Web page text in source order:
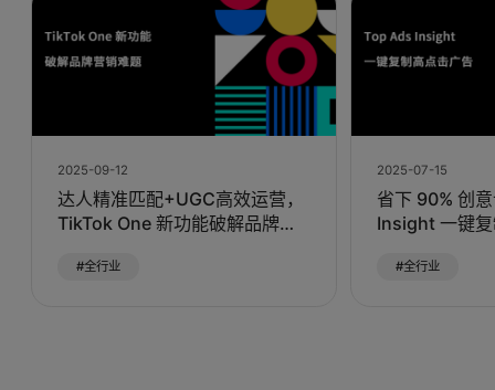
2025-09-12
达人精准匹配+UGC高效运营，
TikTok One 新功能破解品牌营
#全行业
2025-07-15
省下 90% 创
Insight 一键
#全行业